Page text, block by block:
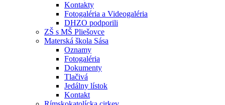
Kontakty
Fotogaléria a Videogaléria
DHZO podporili
ZŠ s MŠ Pliešovce
Materská škola Sása
Oznamy
Fotogaléria
Dokumenty
Tlačivá
Jedálny lístok
Kontakt